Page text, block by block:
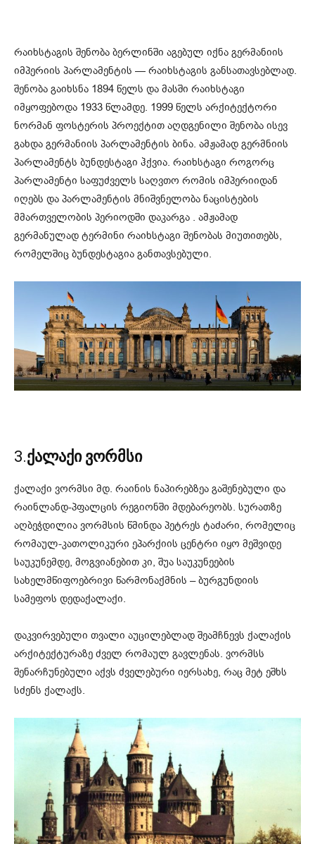
რაიხსტაგის შენობა ბერლინში აგებულ იქნა გერმანიის
იმპერიის პარლამენტის — რაიხსტაგის განსათავსებლად.
შენობა გაიხსნა 1894 წელს და მასში რაიხსტაგი
იმყოფებოდა 1933 წლამდე. 1999 წელს არქიტექტორი
ნორმან ფოსტერის პროექტით აღდგენილი შენობა ისევ
გახდა გერმანიის პარლამენტის ბინა. ამჟამად გერმნიის
პარლამენტს ბუნდესტაგი ჰქვია. რაიხსტაგი როგორც
პარლამენტი საფუძველს საღვთო რომის იმპერიიდან
იღებს და პარლამენტის მნიშვნელობა ნაცისტების
მმართველობის პერიოდში დაკარგა . ამჟამად
გერმანულად ტერმინი რაიხსტაგი შენობას მიუთითებს,
რომელშიც ბუნდესტაგია განთავსებული.
3.ქალაქი ვორმსი
ქალაქი ვორმსი მდ. რაინის ნაპირებზეა გაშენებული და
რაინლანდ-პფალცის რეგიონში მდებარეობს. სურათზე
აღბეჭდილია ვორმსის წმინდა პეტრეს ტაძარი, რომელიც
რომაულ-კათოლიკური ეპარქიის ცენტრი იყო მეშვიდე
საუკუნემდე, მოგვიანებით კი, შუა საუკუნეების
სახელმწიფოებრივი წარმონაქმნის – ბურგუნდიის
სამეფოს დედაქალაქი.
დაკვირვებული თვალი აუცილებლად შეამჩნევს ქალაქის
არქიტექტურაზე ძველ რომაულ გავლენას. ვორმსს
შენარჩუნებული აქვს ძველებური იერსახე, რაც მეტ ეშხს
სძენს ქალაქს.